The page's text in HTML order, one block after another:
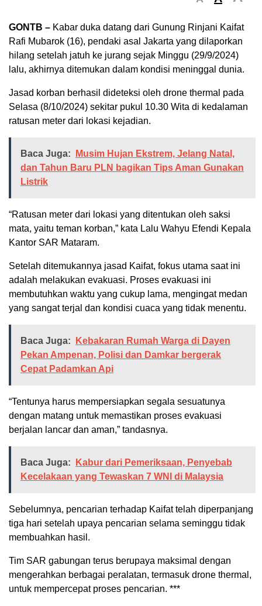
GONTB – Kabar duka datang dari Gunung Rinjani Kaifat
Rafi Mubarok (16), pendaki asal Jakarta yang dilaporkan
hilang setelah jatuh ke jurang sejak Minggu (29/9/2024)
lalu, akhirnya ditemukan dalam kondisi meninggal dunia.
Jasad korban berhasil dideteksi oleh drone thermal pada
Selasa (8/10/2024) sekitar pukul 10.30 Wita di kedalaman
ratusan meter dari lokasi kejadian.
Baca Juga:
Musim Hujan Ekstrem, Jelang Natal,
dan Tahun Baru PLN bagikan Tips Aman Gunakan
Listrik
“Ratusan meter dari lokasi yang ditentukan oleh saksi
mata, yaitu teman korban,” kata Lalu Wahyu Efendi Kepala
Kantor SAR Mataram.
Setelah ditemukannya jasad Kaifat, fokus utama saat ini
adalah melakukan evakuasi. Proses evakuasi ini
membutuhkan waktu yang cukup lama, mengingat medan
yang sangat terjal dan kondisi cuaca yang tidak menentu.
Baca Juga:
Kebakaran Rumah Warga di Dayen
Pekan Ampenan, Polisi dan Damkar bergerak
Cepat Padamkan Api
“Tentunya harus mempersiapkan segala sesuatunya
dengan matang untuk memastikan proses evakuasi
berjalan lancar dan aman,” tandasnya.
Baca Juga:
Kabur dari Pemeriksaan, Penyebab
Kecelakaan yang Tewaskan 7 WNI di Malaysia
Sebelumnya, pencarian terhadap Kaifat telah diperpanjang
tiga hari setelah upaya pencarian selama seminggu tidak
membuahkan hasil.
Tim SAR gabungan terus berupaya maksimal dengan
mengerahkan berbagai peralatan, termasuk drone thermal,
untuk mempercepat proses pencarian. ***